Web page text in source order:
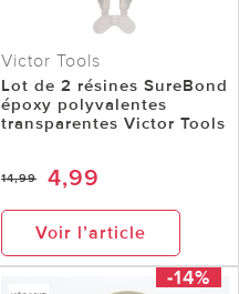
Victor Tools
Lot de 2 résines SureBond
époxy polyvalentes
transparentes Victor Tools
14,99 4,99
Voir l’article
-14%